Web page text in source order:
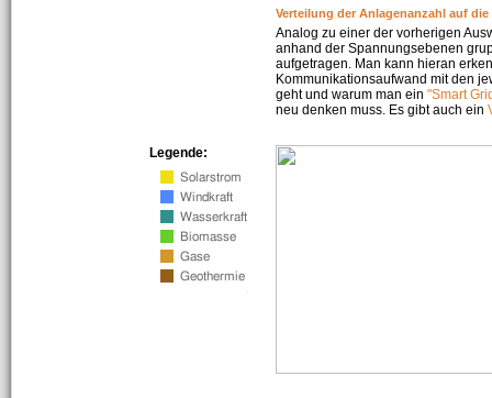
Verteilung der Anlagenanzahl auf die
Analog zu einer der vorherigen
anhand der Spannungsebenen
aufgetragen. Man kann hieran
Kommunikationsaufwand mit den
geht und warum man ein "Smart
neu denken muss. Es gibt auch ein
Legende: